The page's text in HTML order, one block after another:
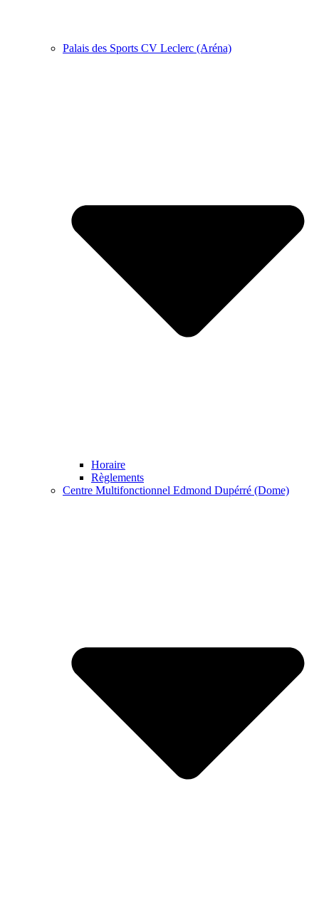
Palais des Sports CV Leclerc (Aréna)
Horaire
Règlements
Centre Multifonctionnel Edmond Dupérré (Dome)